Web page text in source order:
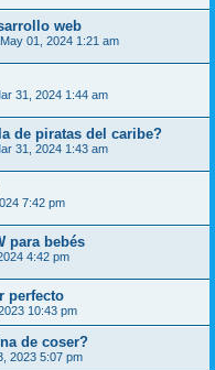
web
01, 2024 1:21 am
31, 2024 1:44 am
de piratas del caribe?
31, 2024 1:43 am
7:42 pm
para bebés
4:42 pm
perfecto
10:43 pm
de coser?
2023 5:07 pm